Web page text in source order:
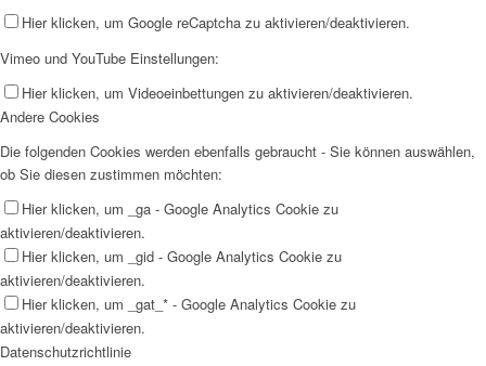
Hier klicken, um Google reCaptcha zu aktivieren/deaktivieren.
Vimeo und YouTube Einstellungen:
Hier klicken, um Videoeinbettungen zu aktivieren/deaktivieren.
Andere Cookies
Die folgenden Cookies werden ebenfalls gebraucht - Sie können auswählen,
ob Sie diesen zustimmen möchten:
Hier klicken, um _ga - Google Analytics Cookie zu
aktivieren/deaktivieren.
Hier klicken, um _gid - Google Analytics Cookie zu
aktivieren/deaktivieren.
Hier klicken, um _gat_* - Google Analytics Cookie zu
aktivieren/deaktivieren.
Datenschutzrichtlinie